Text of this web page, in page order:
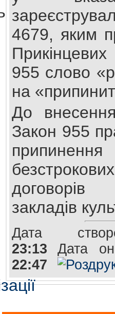
4679, яким
955 слово
на
До
Закон 955
закладів
Дата
23:13
Дата
22:47